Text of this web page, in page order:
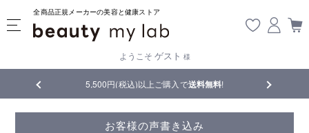
全商品正規メーカーの美容と健康ストア
ようこそ ゲスト 様
5,500円(税込)以上ご購入で送料無料! 【重要】熊本地震の影響に
お客様の声書き込み